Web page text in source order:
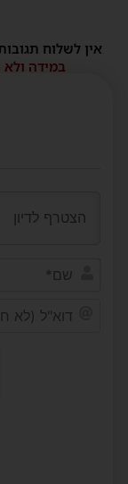
אין לשלוח
במידה ולא